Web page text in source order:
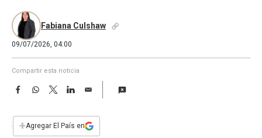
Fabiana Culshaw
09/07/2026, 04:00
Compartir esta noticia
F
e
b
W
s
T
w
t
L
E
i
l
+Agregar El País en